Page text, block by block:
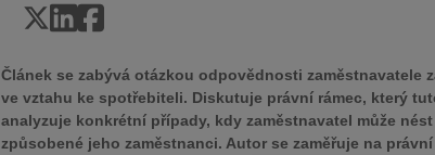
Článek se zabývá otázkou odpovědnosti zaměstnavatele
ve vztahu ke spotřebiteli. Diskutuje právní rámec, který
analyzuje konkrétní případy, kdy zaměstnavatel může
způsobené jeho zaměstnanci. Autor se zaměřuje na